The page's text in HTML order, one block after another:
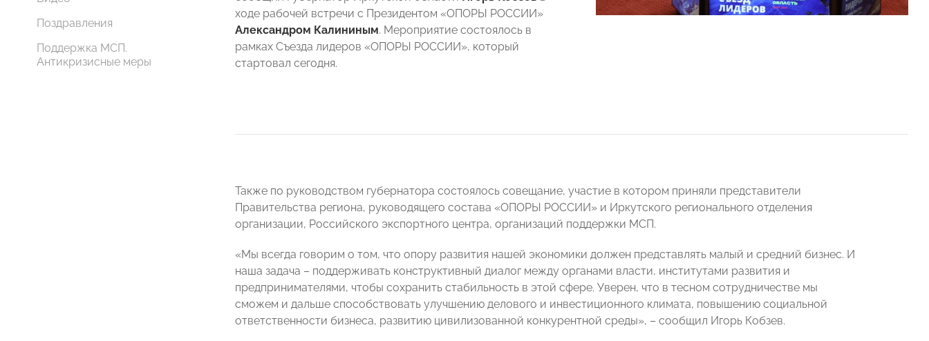
Поздравления
Поддержка МСП.
Антикризисные меры
ходе рабочей встречи с Президентом «ОПОРЫ РОССИИ»
Александром Калининым. Мероприятие состоялось в
рамках Съезда лидеров «ОПОРЫ РОССИИ», который
стартовал сегодня.
Также по руководством губернатора состоялось совещание, участие в котором приняли представители
Правительства региона, руководящего состава «ОПОРЫ РОССИИ» и Иркутского регионального отделения
организации, Российского экспортного центра, организаций поддержки МСП.
«Мы всегда говорим о том, что опору развития нашей экономики должен представлять малый и средний бизнес. И
наша задача – поддерживать конструктивный диалог между органами власти, институтами развития и
предпринимателями, чтобы сохранить стабильность в этой сфере. Уверен, что в тесном сотрудничестве мы
сможем и дальше способствовать улучшению делового и инвестиционного климата, повышению социальной
ответственности бизнеса, развитию цивилизованной конкурентной среды», – сообщил Игорь Кобзев.